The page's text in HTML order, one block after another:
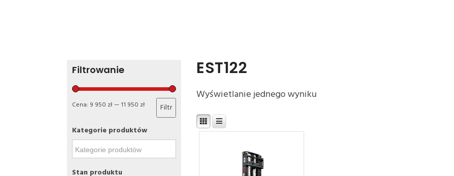
Filtrowanie
Filtr
Cena: 9 950 zł— 11 950 zł
Kategorie produktów
Stan produktu
EST122
Wyświetlanie jednego wyniku